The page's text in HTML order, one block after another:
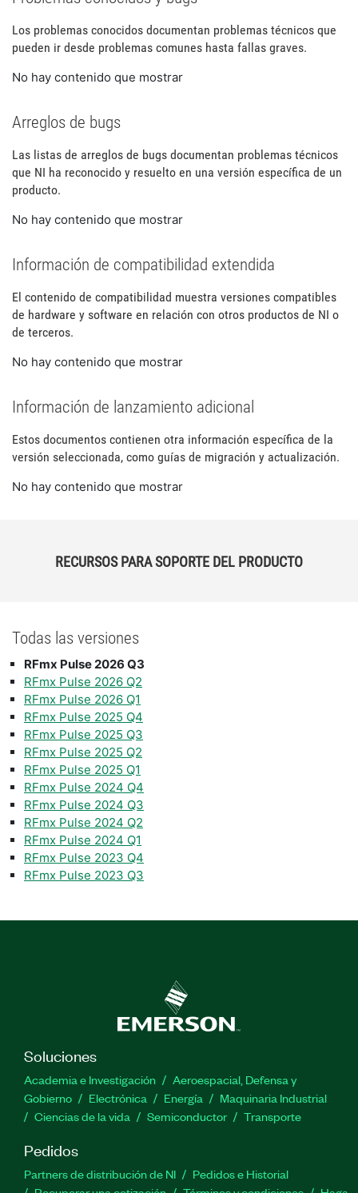
Los problemas conocidos documentan problemas técnicos que
pueden ir desde problemas comunes hasta fallas graves.
No hay contenido que mostrar
Arreglos de bugs
Las listas de arreglos de bugs documentan problemas técnicos
que NI ha reconocido y resuelto en una versión específica de un
producto.
No hay contenido que mostrar
Información de compatibilidad extendida
El contenido de compatibilidad muestra versiones compatibles
de hardware y software en relación con otros productos de NI o
de terceros.
No hay contenido que mostrar
Información de lanzamiento adicional
Estos documentos contienen otra información específica de la
versión seleccionada, como guías de migración y actualización.
No hay contenido que mostrar
RECURSOS PARA SOPORTE DEL PRODUCTO
Todas las versiones
RFmx Pulse 2026 Q3
RFmx Pulse 2026 Q2
RFmx Pulse 2026 Q1
RFmx Pulse 2025 Q4
RFmx Pulse 2025 Q3
RFmx Pulse 2025 Q2
RFmx Pulse 2025 Q1
RFmx Pulse 2024 Q4
RFmx Pulse 2024 Q3
RFmx Pulse 2024 Q2
RFmx Pulse 2024 Q1
RFmx Pulse 2023 Q4
RFmx Pulse 2023 Q3
Soluciones
Academia e Investigación
Aeroespacial, Defensa y
Gobierno
Electrónica Energía
Maquinaria Industrial
Ciencias de la vida
Semiconductor Transporte
Pedidos
Partners de distribución de NI
Pedidos e Historial